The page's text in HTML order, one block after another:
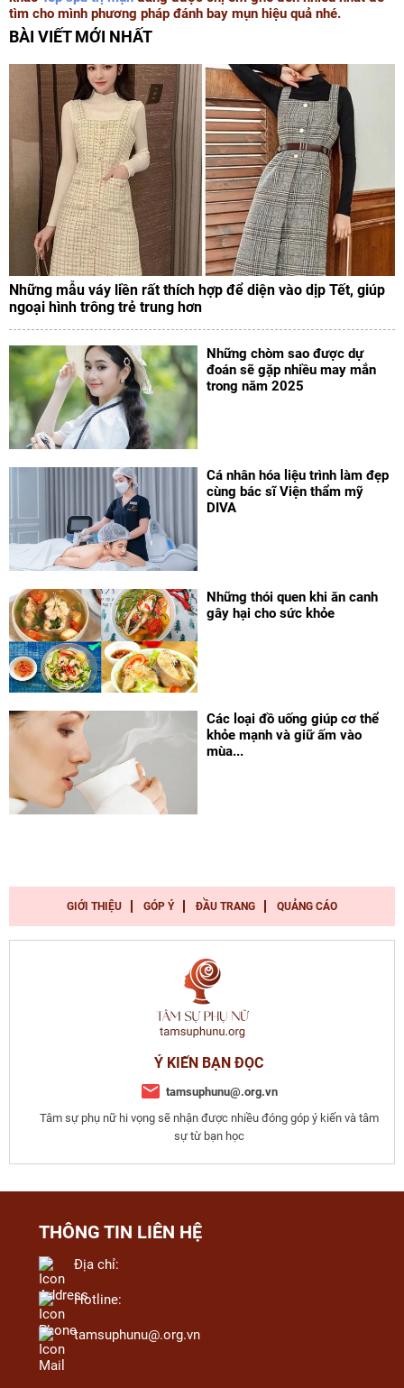
tìm cho mình phương pháp đánh bay mụn hiệu quả nhé.
BÀI VIẾT MỚI NHẤT
Những mẫu váy liền rất thích hợp để diện vào dịp Tết, giúp
ngoại hình trông trẻ trung hơn
Những chòm sao được dự
đoán sẽ gặp nhiều may mắn
trong năm 2025
Cá nhân hóa liệu trình làm đẹp
cùng bác sĩ Viện thẩm mỹ
DIVA
Những thói quen khi ăn canh
gây hại cho sức khỏe
Các loại đồ uống giúp cơ thể
khỏe mạnh và giữ ấm vào
mùa...
GIỚI THIỆU GÓP Ý ĐẦU TRANG QUẢNG CÁO
Ý KIẾN BẠN ĐỌC
tamsuphunu@.org.vn
Tâm sự phụ nữ hi vọng sẽ nhận được nhiều đóng góp ý kiến và tâm
sự từ bạn học
THÔNG TIN LIÊN HỆ
Địa chỉ:
Hotline:
tamsuphunu@.org.vn